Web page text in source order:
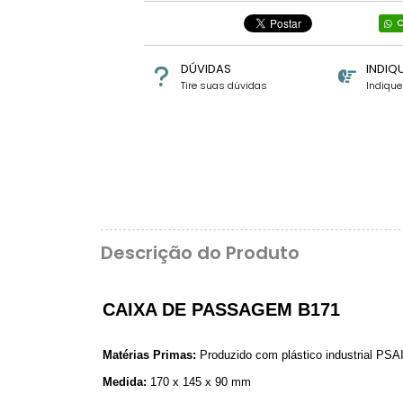
DÚVIDAS
Tire suas dúvidas
Descrição do Produto
CAIXA DE PASSAGEM B171
Matérias Primas: Produzido com plástico industrial
Medida: 170 x 145 x 90 mm